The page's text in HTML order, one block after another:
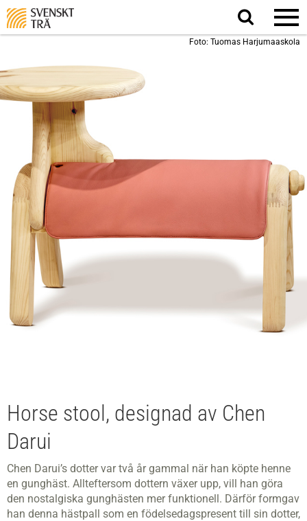
Sök
på
webbplatsen
Foto: Tuomas Harjumaaskola
Horse stool, designad av Chen
Darui
Chen Darui’s dotter var två år gammal när han köpte henne
en gunghäst. Allteftersom dottern växer upp, vill han göra
den nostalgiska gunghästen mer funktionell. Därför formgav
han denna hästpall som en födelsedagspresent till sin dotter,